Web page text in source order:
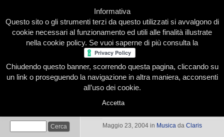
Home Presentazione Redazione Le nostre firme
JazzAscona: 20° anno
Maggio 23, 2004 in Musica da Claris
Informativa
Questo sito o gli strumenti terzi da questo utilizzati si avvalgono di
cookie necessari al funzionamento ed utili alle finalità illustrate
nella cookie policy. Se vuoi saperne di più consulta la
Chiudendo questo banner, scorrendo questa pagina, cliccando su
un link o proseguendo la navigazione in altra maniera, acconsenti
all’uso dei cookie.
Accetta